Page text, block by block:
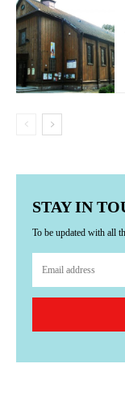
STAY IN
To be updated with all